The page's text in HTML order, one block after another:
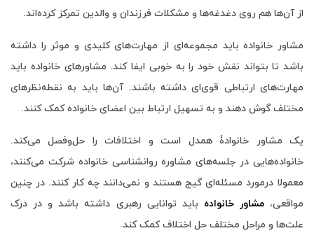
از آن‌ها هم روی دغدغه‌ها و مشکلات فرزندان و والدین تمرکز کرده‌اند.
مشاور خانواده باید مجموعه‌ای از مهارت‌های کلیدی و موثر را داشته
باشد تا بتواند نقش خود را به خوبی ایفا کند. مشاورهای خانواده باید
مهارت‌های ارتباطی قوی‌ای داشته باشند. آن‌ها باید به نقطه‌نظرهای
مختلف گوش دهند و به تسهیل ارتباط بین اعضای خانواده کمک کنند.
یک مشاور خانوادۀ همدل است و اختلافات را حل‌وفصل می‌کند.
خانواده‌هایی در جلسه‌های مشاوره روانشناسی خانواده شرکت می‌کنند،
معمولا درمورد مسئله‌ای گیج هستند و نمی‌دانند چه کار کنند. در چنین
مواقعی،مشاور خانواده باید توانایی رهبری داشته باشد و در درک
علت‌ها و مراحل مختلف حل اختلاف کمک کند.